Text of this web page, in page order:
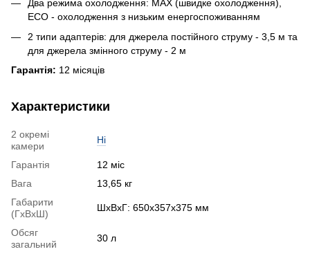
Два режима охолодження: MAX (швидке охолодження),
ECO - охолодження з низьким енергоспоживанням
2 типи адаптерів: для джерела постійного струму - 3,5 м та
для джерела змінного струму - 2 м
Гарантія: 12 місяців
Характеристики
2 окремі
камери
Ні
Гарантія
12 міс
Вага
13,65 кг
Габарити
(ГхВхШ)
ШхВхГ: 650x357x375 мм
Обсяг
загальний
30 л